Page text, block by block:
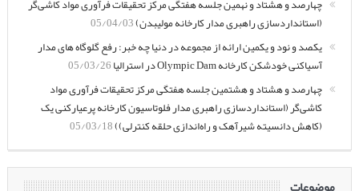
چهارصد و هشتاد و نهمین جلسه هفتگی مرکز تحقیقات فرآوری مواد کاشی‌گر
(استانداردسازی راهبری مدار کارخانه مولیبدن)05/04/03
یکصد و نود و یکمین ارائه از مجموعه در دنیا چه خبر: رفع گلوگاه های مدار
آسیاکنی خودشکن کارخانه Olympic Dam در استرالیا
05/03/26
چهارصد و هشتاد و هشتمین جلسه هفتگی مرکز تحقیقات فرآوری مواد
کاشی‌گر (استانداردسازی راهبری مدار فلوتاسیون کارخانه پرعیارکنی یک
(کاهش دانسیته شیرآهک و راه‌اندازی حلقه کنترلی))05/03/18